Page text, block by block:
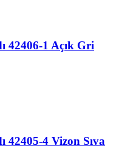
42406-1 Açık Gri
42405-4 Vizon Sıva